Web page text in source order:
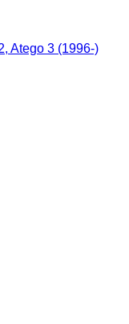
Atego 3 (1996-)